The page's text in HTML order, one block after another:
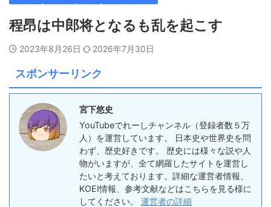
程昂は中郎将となるも乱を起こす
2023年8月26日 2026年7月30日
スポンサーリンク
宮下悠史
YouTubeでれーしチャンネル（登録者数５万
人）を運営しています。 日本史や世界史を問
わず、歴史好きです。 歴史には様々な説や人
物がいますが、全て網羅したサイトを運営し
たいと考えております。詳細な運営者情報、
KOEI情報、参考文献などはこちらを見る様に
してください。 運営者の詳細